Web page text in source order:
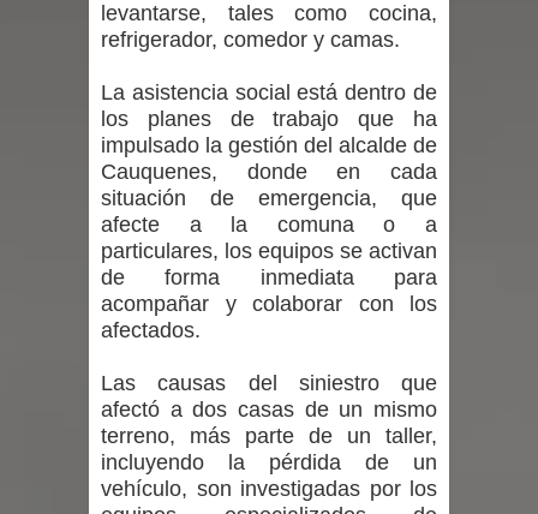
Maule golpea al Gobierno en medio de
Talca
Diputado Jorge Guzmán rechaza
proyecto de interconexión eléctrica
en la alta cordillera del Maule por su
impacto ambiental
INDAP entregó $189 millones en
incentivos a usuarios de PRODESAL
de la provincia de Linares
levantarse, tales como cocina,
refrigerador, comedor y camas.
La asistencia social está dentro de
los planes de trabajo que ha
impulsado la gestión del alcalde de
Cauquenes, donde en cada
situación de emergencia, que
afecte a la comuna o a
particulares, los equipos se activan
de forma inmediata para
acompañar y colaborar con los
afectados.
Las causas del siniestro que
afectó a dos casas de un mismo
terreno, más parte de un taller,
incluyendo la pérdida de un
vehículo, son investigadas por los